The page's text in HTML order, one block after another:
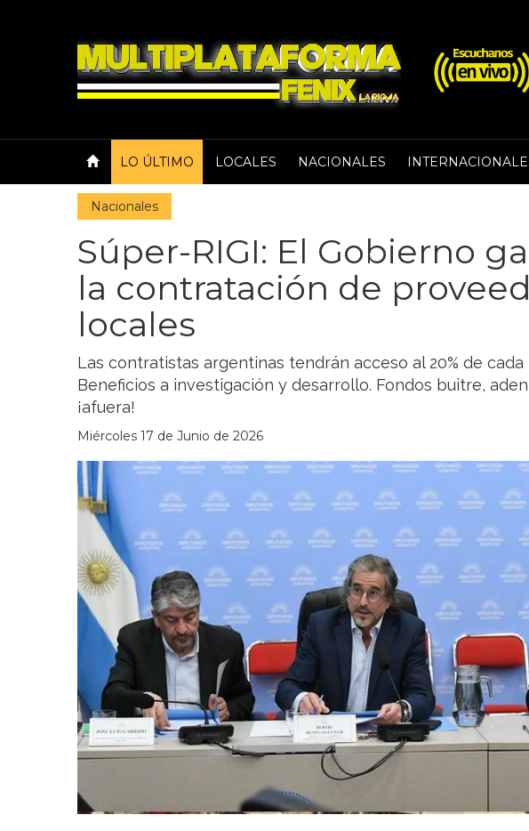
LO ÚLTIMO LOCALES NACIONALES
Nacionales
Súper-RIGI: El Gobierno
la contratación de
locales
Las contratistas argentinas tendrán acceso al 20% de
Beneficios a investigación y desarrollo. Fondos buitre,
¡afuera!
Miércoles 17 de Junio de 2026